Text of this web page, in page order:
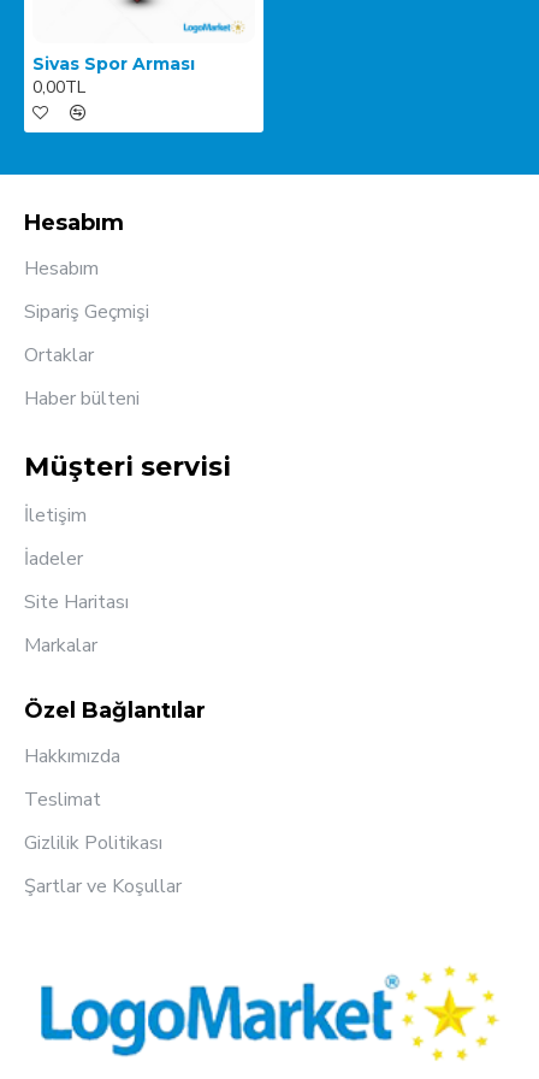
Sivas Spor Arması
0,00TL
Hesabım
Hesabım
Sipariş Geçmişi
Ortaklar
Haber bülteni
Müşteri servisi
İletişim
İadeler
Site Haritası
Markalar
Özel Bağlantılar
Hakkımızda
Teslimat
Gizlilik Politikası
Şartlar ve Koşullar